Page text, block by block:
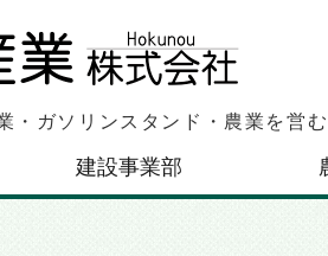
・ガソリンスタンド・農業を営
建設事業部